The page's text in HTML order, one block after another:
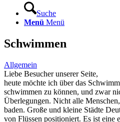
Suche
Menü Menü
Schwimmen
Allgemein
Liebe Besucher unserer Seite,
heute möchte ich über das
schwimmen zu können, und zwar
Überlegungen. Nicht alle
baden. Große und kleine Städte
von Flüssen positioniert. Es ist eine